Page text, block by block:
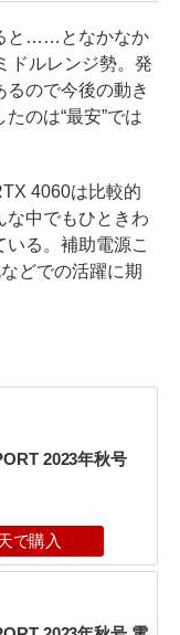
と……となかなか
ドルレンジ勢。発
ので今後の動き
のは“最安”では
4060は比較的
な中でもひときわ
る。補助電源こ
どでの活躍に期
2023年秋号
で購入